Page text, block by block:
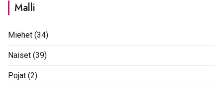
Malli
Miehet (34)
Naiset (39)
Pojat (2)